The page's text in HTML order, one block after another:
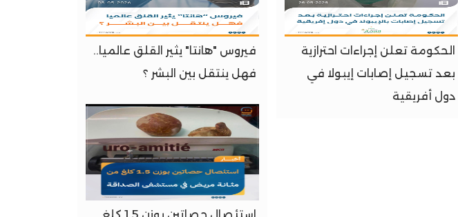
الحكومة تعلن إجراءات احترازية
بعد تسجيل إصابات إيبولا في
دول أفريقية
فيروس "هانتا" يثير القلق عالميا..
فهل ينتقل بين البشر ؟
استئصال حصاتين بوزن 1.5 كلغ